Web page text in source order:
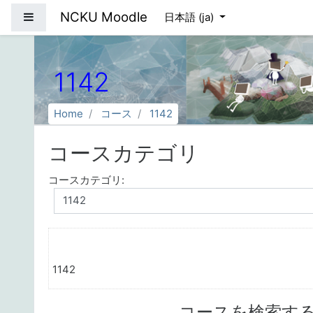
サイドパネル
NCKU Moodle 日本語 ‎(ja)‎
1142
Home コース 1142
コースカテゴリ
コースカテゴリ:
1142